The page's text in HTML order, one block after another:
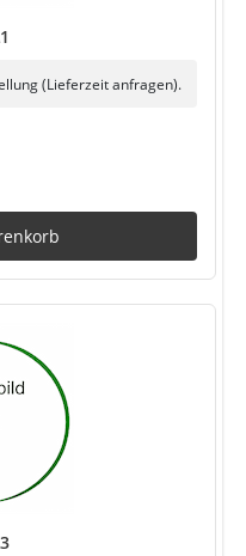
(Lieferzeit anfragen).